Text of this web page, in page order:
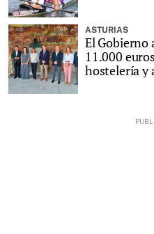
ASTURIAS
El Gobierno
11.000
hostelería y